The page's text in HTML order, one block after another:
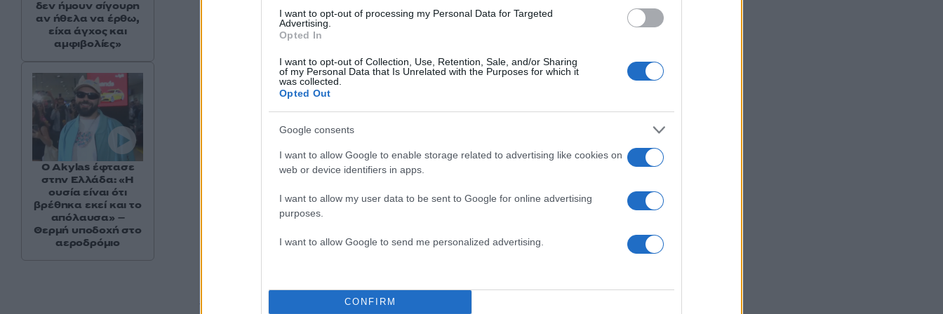
I want to opt-out of processing my Personal Data for Targeted
Advertising.
Opted In
I want to opt-out of Collection, Use, Retention, Sale, and/or Sharing
of my Personal Data that Is Unrelated with the Purposes for which it
was collected.
Opted Out
Google consents
I want to allow Google to enable storage related to advertising like cookies on
web or device identifiers in apps.
I want to allow my user data to be sent to Google for online advertising
purposes.
I want to allow Google to send me personalized advertising.
CONFIRM
Δείτε αυτή τη δημοσίευση στο Instagram.
Υπενθυμίζεται ότι ο Μάνος Μαλλιαρός εξαιτίας αυτού που βίωσε με τον
δεν ήμουν σίγουρη
αν ήθελα να έρθω,
είχα άγχος και
αμφιβολίες»
Ο Akylas έφτασε
στην Ελλάδα: «Η
ουσία είναι ότι
βρέθηκα εκεί και το
απόλαυσα» –
Θερμή υποδοχή στο
αεροδρόμιο